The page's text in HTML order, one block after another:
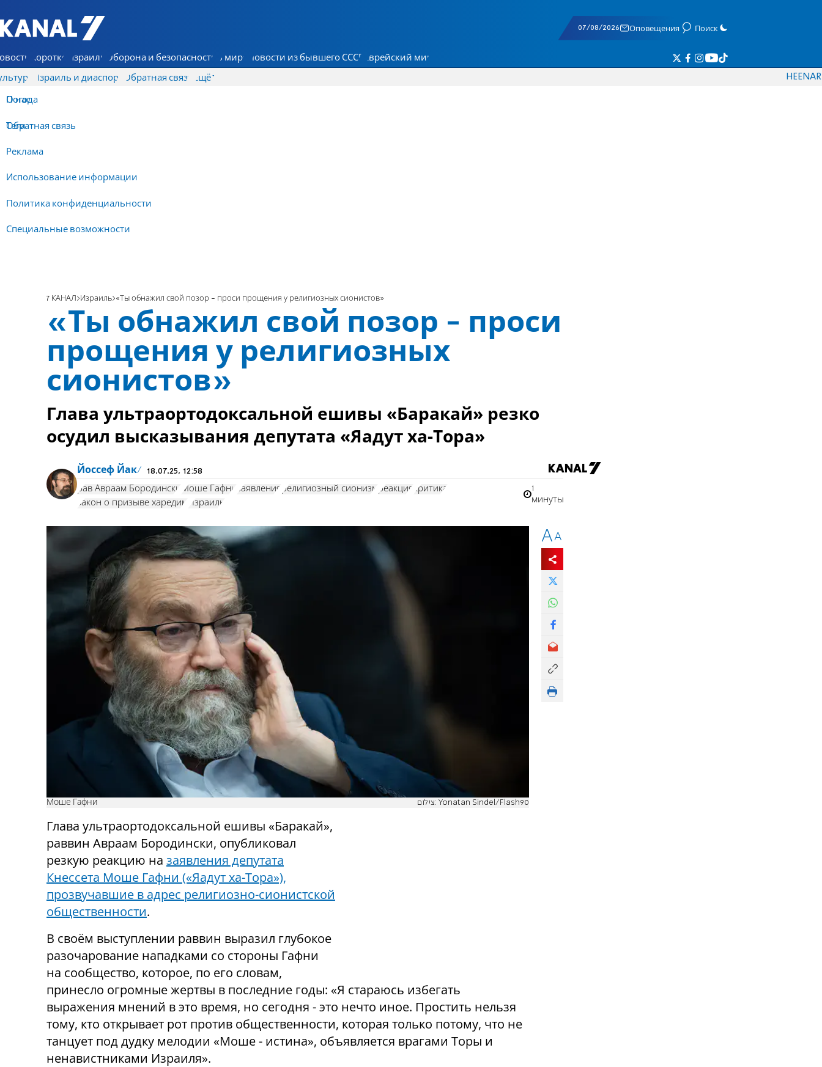
7 КАНАЛ - Аруц Шева
07/08/2026 Оповещения Поиск
Коротко Израиль Оборона и безопасность В мире Новости из бывшего СССР Еврейский мир
Израиль и диаспора Обратная связь
О нас
Обратная связь
Реклама
Использование информации
Политика конфиденциальности
Специальные возможности
Ещё
Погода
Теги
HEENAR
7 КАНАЛ Израиль «Ты обнажил свой позор - проси прощения у религиозных сионистов»
«Ты обнажил свой позор - проси
прощения у религиозных
сионистов»
Глава ультраортодоксальной ешивы «Баракай» резко
осудил высказывания депутата «Яадут ха-Тора»
Йоссеф Йак 18.07.25, 12:58
рав Авраам Бородински Моше Гафни заявления религиозный сионизм реакция критика
закон о призыве харедим
Израиль
1
минуты
Моше Гафни צילום: Yonatan Sindel/Flash90
Глава ультраортодоксальной ешивы «Баракай»,
раввин Авраам Бородински, опубликовал
резкую реакцию на заявления депутата
Кнессета Моше Гафни («Яадут ха-Тора»),
прозвучавшие в адрес религиозно-сионистской
общественности.
В своём выступлении раввин выразил глубокое
разочарование нападками со стороны Гафни
на сообщество, которое, по его словам,
принесло огромные жертвы в последние годы: «Я стараюсь избегать
выражения мнений в это время, но сегодня - это нечто иное. Простить нельзя
тому, кто открывает рот против общественности, которая только потому, что не
танцует под дудку мелодии «Моше - истина», объявляется врагами Торы и
ненавистниками Израиля».
AA